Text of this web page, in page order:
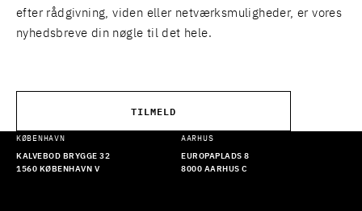
efter rådgivning, viden eller netværksmuligheder, er vores
nyhedsbreve din nøgle til det hele.
TILMELD
KØBENHAVN
KALVEBOD BRYGGE 32
1560 KØBENHAVN V
AARHUS
EUROPAPLADS 8
8000 AARHUS C